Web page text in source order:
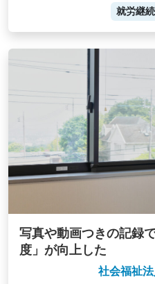
就労継
写真や動画つきの記録
度」が向上した
社会福祉